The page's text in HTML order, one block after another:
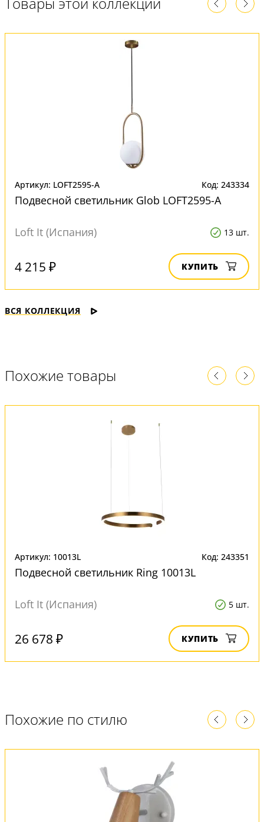
Артикул: LOFT2595-A Код: 243334
Подвесной светильник Glob LOFT2595-A
Loft It (Испания) 13 шт.
4 215 ₽ КУПИТЬ
ВСЯ КОЛЛЕКЦИЯ
Похожие товары
Артикул: 10013L Код: 243351
Подвесной светильник Ring 10013L
Loft It (Испания) 5 шт.
26 678 ₽ КУПИТЬ
Похожие по стилю